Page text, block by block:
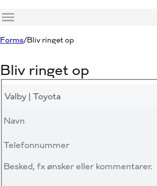
Menu
Forms Bliv ringet op
Bliv ringet op